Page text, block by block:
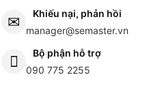
Khiếu nại, phản hồi
manager@semaster.vn
Bộ phận hỗ trợ
090 775 2255